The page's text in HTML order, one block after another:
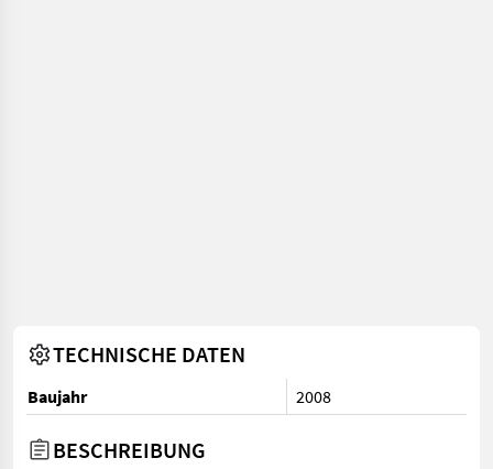
TECHNISCHE DATEN
Baujahr 2008
BESCHREIBUNG